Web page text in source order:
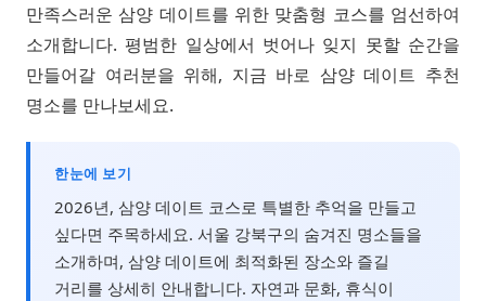
만족스러운 삼양 데이트를 위한 맞춤형 코스를 엄선하여
소개합니다. 평범한 일상에서 벗어나 잊지 못할 순간을
만들어갈 여러분을 위해, 지금 바로 삼양 데이트 추천
명소를 만나보세요.
한눈에 보기
2026년, 삼양 데이트 코스로 특별한 추억을 만들고
싶다면 주목하세요. 서울 강북구의 숨겨진 명소들을
소개하며, 삼양 데이트에 최적화된 장소와 즐길
거리를 상세히 안내합니다. 자연과 문화, 휴식이